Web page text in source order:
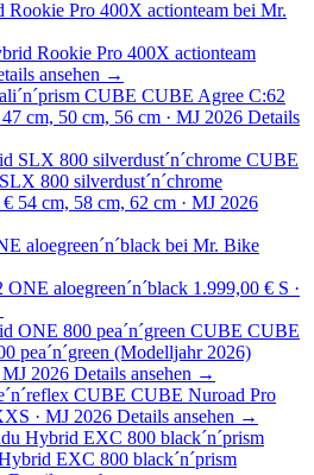
Rookie Pro 400X actionteam
ansehen →
CUBE CUBE Agree C:62
47 cm, 50 cm, 56 cm · MJ 2026 Details
CUBE
800 silverdust´n´chrome
€ 54 cm, 58 cm, 62 cm · MJ 2026
aloegreen´n´black 1.999,00 € S ·
CUBE CUBE
pea´n´green (Modelljahr 2026)
MJ 2026 Details ansehen →
CUBE CUBE Nuroad Pro
· MJ 2026 Details ansehen →
EXC 800 black´n´prism